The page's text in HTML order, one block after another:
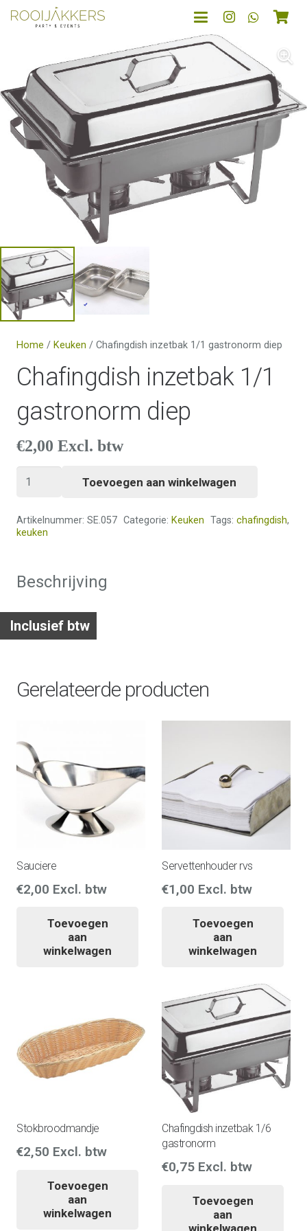
Inclusief btw
Home / Keuken / Chafingdish inzetbak 1/1 gastronorm diep
Chafingdish inzetbak 1/1
gastronorm diep
€2,00 Excl. btw
Chafingdish
1/1
gastronorm
Toevoegen aan winkelwagen
Artikelnummer: SE.057 Categorie: Keuken Tags: chafingdish,
keuken
Beschrijving
Gerelateerde producten
Sauciere
€2,00 Excl. btw
Toevoegen
aan
winkelwagen
Servettenhouder rvs
€1,00 Excl. btw
Toevoegen
aan
winkelwagen
Stokbroodmandje
€2,50 Excl. btw
Toevoegen
aan
winkelwagen
Chafingdish inzetbak 1/6
gastronorm
€0,75 Excl. btw
Toevoegen
aan